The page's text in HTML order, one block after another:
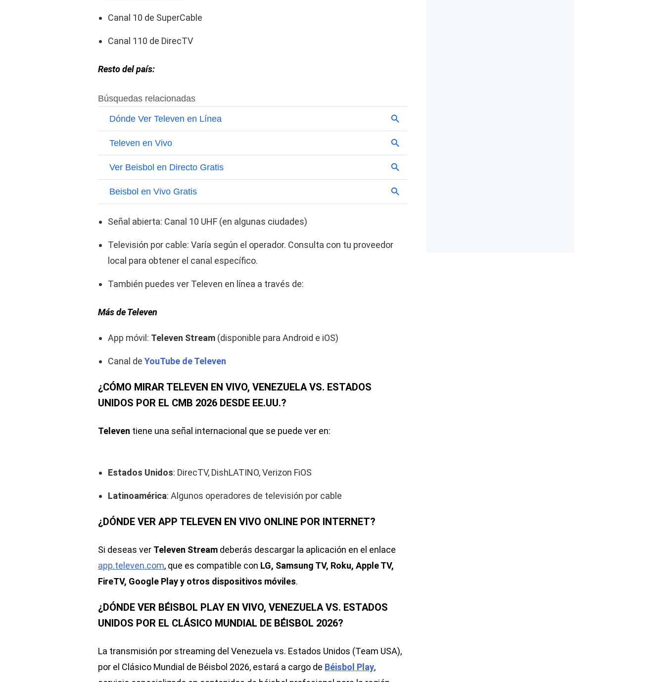
Canal 10 de SuperCable
Canal 110 de DirecTV
Resto del país:
Señal abierta: Canal 10 UHF (en algunas ciudades)
Televisión por cable: Varía según el operador. Consulta con tu proveedor
local para obtener el canal específico.
También puedes ver Televen en línea a través de:
Más de Televen
App móvil: Televen Stream (disponible para Android e iOS)
Canal de YouTube de Televen
¿CÓMO MIRAR TELEVEN EN VIVO, VENEZUELA VS. ESTADOS
UNIDOS POR EL CMB 2026 DESDE EE.UU.?
Televen tiene una señal internacional que se puede ver en:
Estados Unidos: DirecTV, DishLATINO, Verizon FiOS
Latinoamérica: Algunos operadores de televisión por cable
¿DÓNDE VER APP TELEVEN EN VIVO ONLINE POR INTERNET?
Si deseas ver Televen Stream deberás descargar la aplicación en el enlace
app.televen.com, que es compatible con LG, Samsung TV, Roku, Apple TV,
FireTV, Google Play y otros dispositivos móviles.
¿DÓNDE VER BÉISBOL PLAY EN VIVO, VENEZUELA VS. ESTADOS
UNIDOS POR EL CLÁSICO MUNDIAL DE BÉISBOL 2026?
La transmisión por streaming del Venezuela vs. Estados Unidos (Team USA),
por el Clásico Mundial de Béisbol 2026, estará a cargo de Béisbol Play,